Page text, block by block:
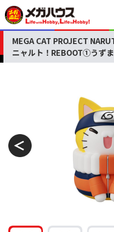
MEGA CAT PROJECT
ニャルト！REBOOT①うず